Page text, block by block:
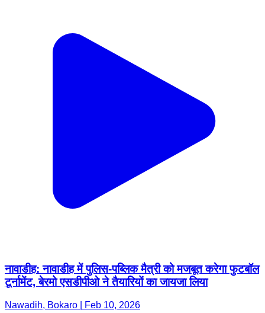
नावाडीह: नावाडीह में पुलिस-पब्लिक मैत्री को मजबूत करेगा फुटबॉल
टूर्नामेंट, बेरमो एसडीपीओ ने तैयारियों का जायजा लिया
Nawadih, Bokaro | Feb 10, 2026